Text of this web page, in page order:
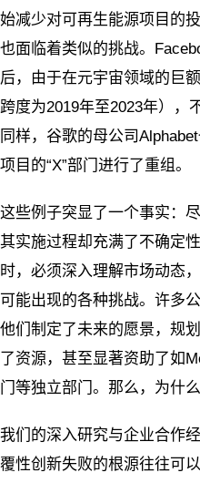
始减少对可再生能源项目的
也面临着类似的挑战。
后，由于在元宇宙领域的巨
跨度为2019年至2023年），
同样，谷歌的母公司
项目的“X”部门进行了重组。
这些例子突显了一个事实：
其实施过程却充满了不确定
时，必须深入理解市场动态
可能出现的各种挑战。许多
他们制定了未来的愿景，规
了资源，甚至显著资助了如
门等独立部门。那么，为什
我们的深入研究与企业合作
覆性创新失败的根源往往可